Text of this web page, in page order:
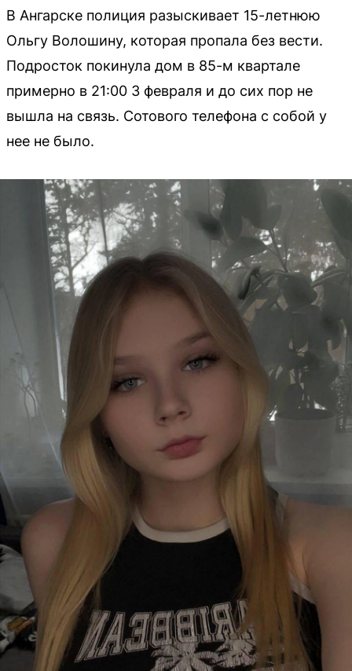
В Ангарске полиция разыскивает 15-летнюю
Ольгу Волошину, которая пропала без вести.
Подросток покинула дом в 85-м квартале
примерно в 21:00 3 февраля и до сих пор не
вышла на связь. Сотового телефона с собой у
нее не было.